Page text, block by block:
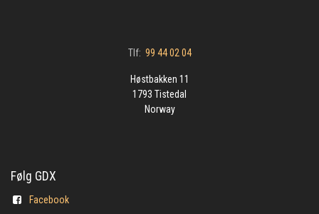
Tlf: 99 44 02 04
Høstbakken 11
1793 Tistedal
Norway
Følg GDX
Facebook